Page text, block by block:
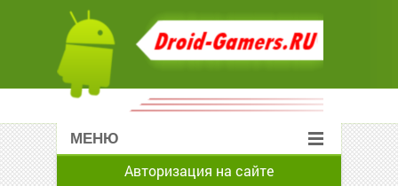
МЕНЮ
Авторизация на сайте